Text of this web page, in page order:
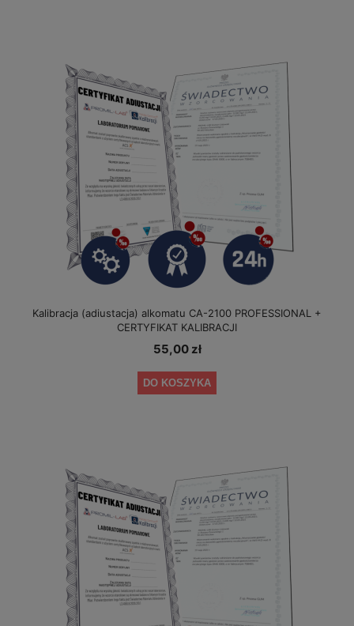
Kalibracja (adiustacja) alkomatu CA-2100 PROFESSIONAL +
CERTYFIKAT KALIBRACJI
55,00 zł
DO KOSZYKA